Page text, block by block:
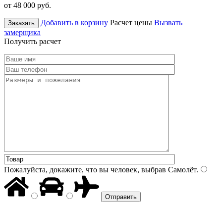
от 48 000 руб.
Заказать Добавить в корзину Расчет цены Вызвать
замерщика
Получить расчет
Пожалуйста, докажите, что вы человек, выбрав Самолёт.